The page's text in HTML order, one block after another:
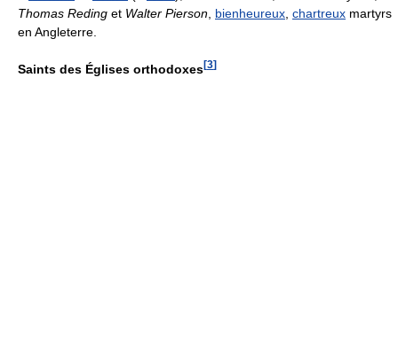
Thomas Reding et Walter Pierson bienheureux chartreux martyrs
en Angleterre.
Saints des Églises orthodoxes[3]